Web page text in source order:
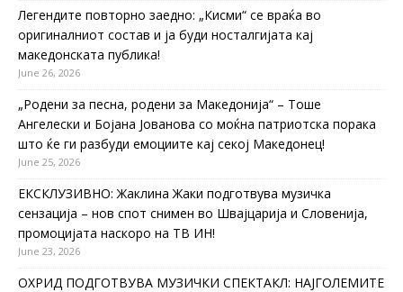
Легендите повторно заедно: „Кисми“ се враќа во
оригиналниот состав и ја буди носталгијата кај
македонската публика!
June 26, 2026
„Родени за песна, родени за Македонија“ – Тоше
Ангелески и Бојана Јованова со моќна патриотска порака
што ќе ги разбуди емоциите кај секој Македонец!
June 25, 2026
ЕКСКЛУЗИВНО: Жаклина Жаки подготвува музичка
сензација – нов спот снимен во Швајцарија и Словенија,
промоцијата наскоро на ТВ ИН!
June 23, 2026
ОХРИД ПОДГОТВУВА МУЗИЧКИ СПЕКТАКЛ: НАЈГОЛЕМИТЕ